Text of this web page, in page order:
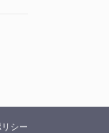
シー